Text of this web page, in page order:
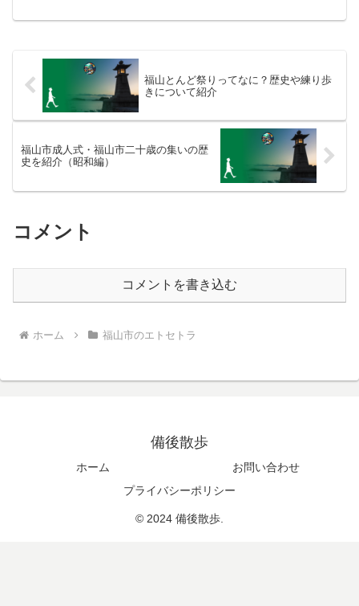
福山とんど祭りってなに？歴史や練り歩
きについて紹介
福山市成人式・福山市二十歳の集いの歴
史を紹介（昭和編）
コメント
コメントを書き込む
ホーム 福山市のエトセトラ
備後散歩
ホーム
お問い合わせ
プライバシーポリシー
© 2024 備後散歩.